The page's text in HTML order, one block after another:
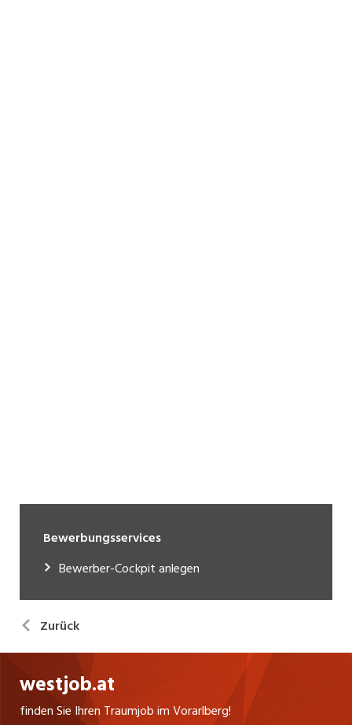
Bewerbungsservices
Bewerber-Cockpit anlegen
Zurück
westjob.at
finden Sie Ihren Traumjob im Vorarlberg!